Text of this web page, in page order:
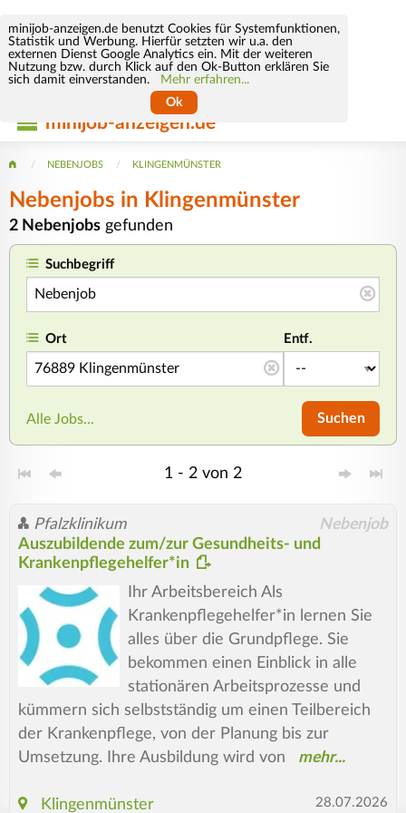
minijob-anzeigen.de benutzt Cookies für Systemfunktionen,
Statistik und Werbung. Hierfür setzten wir u.a. den
externen Dienst Google Analytics ein. Mit der weiteren
Nutzung bzw. durch Klick auf den Ok-Button erklären Sie
sich damit einverstanden.
Mehr erfahren...
Ok
minijob-anzeigen.de
NEBENJOBS KLINGENMÜNSTER
Nebenjobs in Klingenmünster
2 Nebenjobs gefunden
Suchbegriff
Ort Entf.
Alle Jobs... Suchen
1 - 2 von 2
Pfalzklinikum Nebenjob
Auszubildende zum/zur Gesundheits- und
Krankenpflegehelfer*in
Ihr Arbeitsbereich Als
Krankenpflegehelfer*in lernen Sie
alles über die Grundpflege. Sie
bekommen einen Einblick in alle
stationären Arbeitsprozesse und
kümmern sich selbstständig um einen Teilbereich
der Krankenpflege, von der Planung bis zur
Umsetzung. Ihre Ausbildung wird von
Klingenmünster 28.07.2026